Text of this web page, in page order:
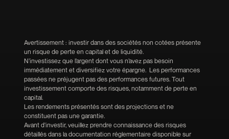
Avertissement : investir dans des sociétés non cotées présente
un risque de perte en capital et de liquidité.
N’investissez que l’argent dont vous n’avez pas besoin
immédiatement et diversifiez votre épargne. Les performances
passées ne préjugent pas des performances futures. Tout
investissement comporte des risques, notamment de perte en
capital.
Les rendements présentés sont des projections et ne
constituent pas une garantie.
Avant d'investir, veuillez prendre connaissance des risques
détaillés dans la documentation réglementaire disponible sur